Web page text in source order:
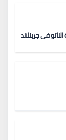
في جرينلاند